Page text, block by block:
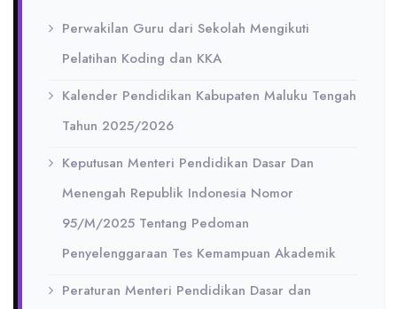
Perwakilan Guru dari Sekolah Mengikuti
Pelatihan Koding dan KKA
Kalender Pendidikan Kabupaten Maluku Tengah
Tahun 2025/2026
Keputusan Menteri Pendidikan Dasar Dan
Menengah Republik Indonesia Nomor
95/M/2025 Tentang Pedoman
Penyelenggaraan Tes Kemampuan Akademik
Peraturan Menteri Pendidikan Dasar dan